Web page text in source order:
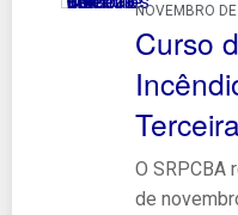
NOVEMBRO
Curso
O SRPCBA
de